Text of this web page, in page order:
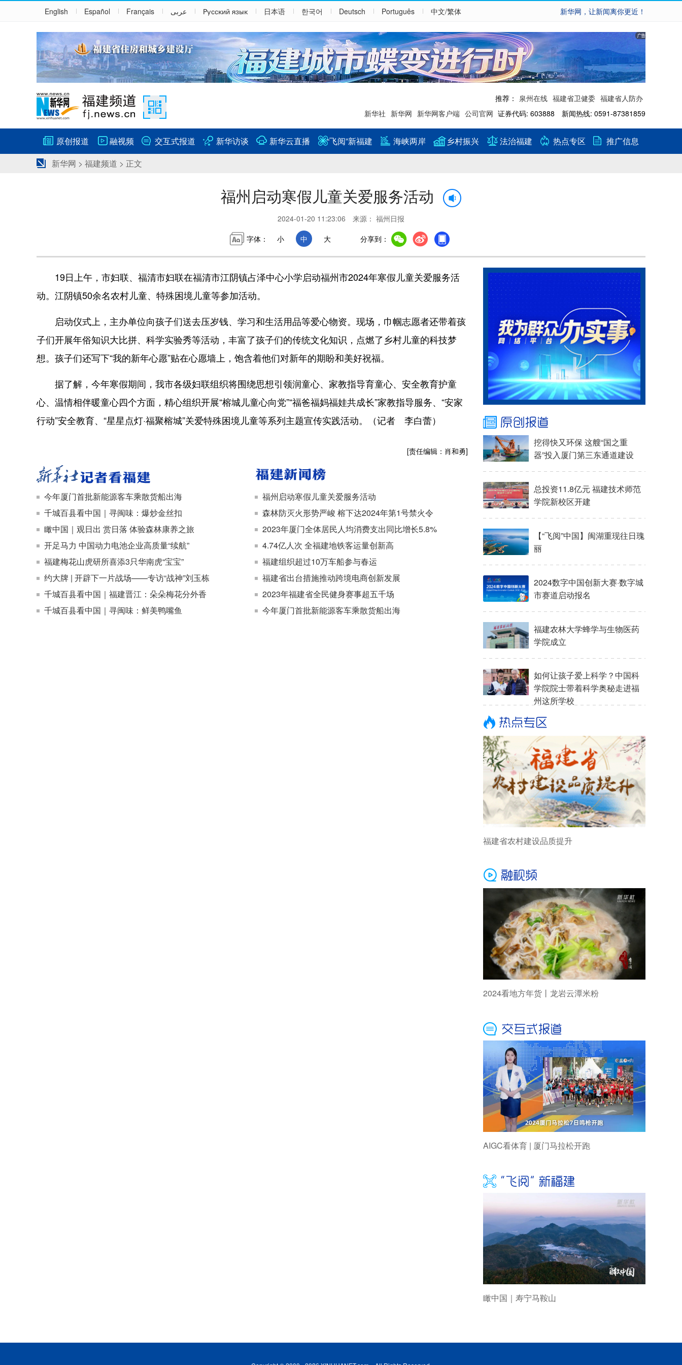
English Español Français عربى Русский язык 日本语 한국어 Deutsch Português 中文/繁体 新华网，让新闻离你更近！
推荐： 泉州在线 福建省卫健委 福建省人防办
新华社 新华网 新华网客户端 公司官网 证券代码: 603888 新闻热线: 0591-87381859
原创报道 融视频 交互式报道 新华访谈 新华云直播 “飞阅”新福建 海峡两岸 乡村振兴 法治福建 热点专区
推广信息
新华网 > 福建频道 > 正文
福州启动寒假儿童关爱服务活动
2024-01-20 11:23:06 来源： 福州日报
字体：
小 中 大 分享到：
19日上午，市妇联、福清市妇联在福清市江阴镇占泽中心小学启动福州市2024年寒假儿童关爱服务活
动。江阴镇50余名农村儿童、特殊困境儿童等参加活动。
启动仪式上，主办单位向孩子们送去压岁钱、学习和生活用品等爱心物资。现场，巾帼志愿者还带着孩
子们开展年俗知识大比拼、科学实验秀等活动，丰富了孩子们的传统文化知识，点燃了乡村儿童的科技梦
想。孩子们还写下“我的新年心愿”贴在心愿墙上，饱含着他们对新年的期盼和美好祝福。
据了解，今年寒假期间，我市各级妇联组织将围绕思想引领润童心、家教指导育童心、安全教育护童
心、温情相伴暖童心四个方面，精心组织开展“榕城儿童心向党”“福爸福妈福娃共成长”家教指导服务、“安家
行动”安全教育、“星星点灯·福聚榕城”关爱特殊困境儿童等系列主题宣传实践活动。（记者 李白蕾）
[责任编辑：肖和勇]
今年厦门首批新能源客车乘散货船出海
千城百县看中国｜寻闽味：爆炒金丝扣
瞰中国｜观日出 赏日落 体验森林康养之旅
开足马力 中国动力电池企业高质量“续航”
福建梅花山虎研所喜添3只华南虎“宝宝”
约大牌 | 开辟下一片战场——专访“战神”刘玉栋
千城百县看中国｜福建晋江：朵朵梅花分外香
千城百县看中国｜寻闽味：鲜美鸭嘴鱼
福州启动寒假儿童关爱服务活动
森林防灭火形势严峻 榕下达2024年第1号禁火令
2023年厦门全体居民人均消费支出同比增长5.8%
4.74亿人次 全福建地铁客运量创新高
福建组织超过10万车船参与春运
福建省出台措施推动跨境电商创新发展
2023年福建省全民健身赛事超五千场
今年厦门首批新能源客车乘散货船出海
挖得快又环保 这艘“国之重
器”投入厦门第三东通道建设
总投资11.8亿元 福建技术师范
学院新校区开建
【“飞阅”中国】闽湖重现往日瑰
丽
2024数字中国创新大赛·数字城
市赛道启动报名
福建农林大学蜂学与生物医药
学院成立
如何让孩子爱上科学？中国科
学院院士带着科学奥秘走进福
州这所学校
福建省农村建设品质提升
2024看地方年货丨龙岩云潭米粉
AIGC看体育 | 厦门马拉松开跑
瞰中国｜寿宁马鞍山